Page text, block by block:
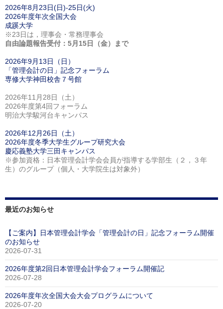
2026年8月23日(日)-25日(火)
2026年度年次全国大会
成蹊大学
※23日は，理事会・常務理事会
自由論題報告受付：5月15日（金）まで
2026年9月13日（日）
「管理会計の日」記念フォーラム
専修大学神田校舎７号館
2026年11月28日（土）
2026年度第4回フォーラム
明治大学駿河台キャンパス
2026年12月26日（土）
2026年度冬季大学生グループ研究大会
慶応義塾大学三田キャンパス
※参加資格：日本管理会計学会会員が指導する学部生（２，３年
生）のグループ（個人・大学院生は対象外）
最近のお知らせ
【ご案内】日本管理会計学会「管理会計の日」記念フォーラム開催
のお知らせ
2026-07-31
2026年度第2回日本管理会計学会フォーラム開催記
2026-07-28
2026年度年次全国大会大会プログラムについて
2026-07-20